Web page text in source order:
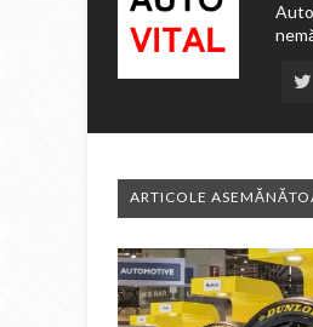
ARTICOLE